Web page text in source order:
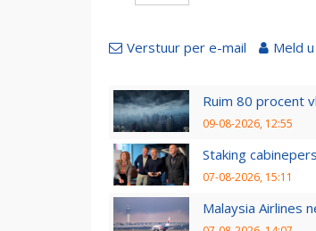
Verstuur per e-mail Meld
Ruim 80 procent
09-08-2026, 12:55
Staking
07-08-2026, 15:11
Malaysia Airlines